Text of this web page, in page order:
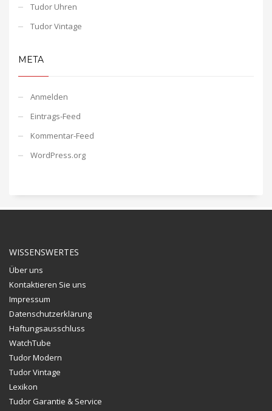
Tudor Uhren
Tudor Vintage
META
Anmelden
Eintrags-Feed
Kommentar-Feed
WordPress.org
WISSENSWERTES
Über uns
Kontaktieren Sie uns
Impressum
Datenschutzerklärung
Haftungsausschluss
WatchTube
Tudor Modern
Tudor Vintage
Lexikon
Tudor Garantie & Service